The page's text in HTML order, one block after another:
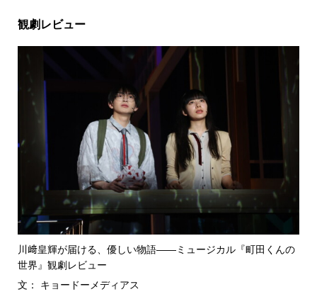
観劇レビュー
川﨑皇輝が届ける、優しい物語――ミュージカル『町田くんの
世界』観劇レビュー
文： キョードーメディアス